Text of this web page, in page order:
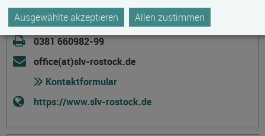
0381 660982-0
0381 660982-99
office(at)slv-rostock.de
Kontaktformular
https://www.slv-rostock.de
Ausgewählte akzeptieren Allen zustimmen